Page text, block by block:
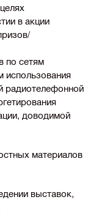
в акции
по сетям
использования
радиотелефонной
доводимой
материалов
выставок,